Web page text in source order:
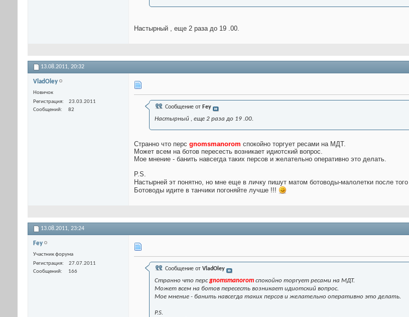
Настырный , еще 2 раза до 19 .00.
13.08.2011, 20:32
VladOley
Новичок
Регистрация
23.03.2011
Сообщений
82 Сообщение от Fey
Настырный , еще 2 раза до 19 .00.
Странно что перс gnomsmanorom спокойно торгует ресами на МДТ.
Может всем на ботов пересесть возникает идиотский вопрос.
Мое мнение - банить навсегда таких персов и желательно оперативно это делать.
P.S.
Настырней эт понятно, но мне еще в личку пишут матом ботоводы-малолетки после
Ботоводы идите в танчики погоняйте лучше !!!
13.08.2011, 23:24
Fey
Участник форума
Регистрация
27.07.2011
Сообщений
166 Сообщение от VladOley
Странно что персgnomsmanorom спокойно торгует ресами на МДТ.
Может всем на ботов пересесть возникает идиотский вопрос.
Мое мнение - банить навсегда таких персов и желательно оперативно это делать.
P.S.